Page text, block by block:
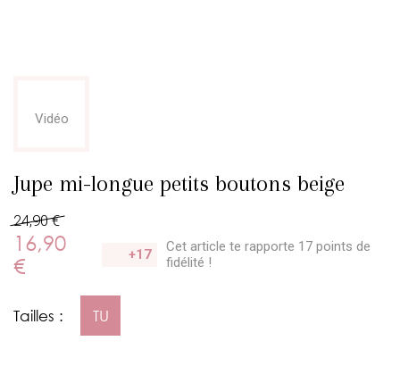
Vidéo
Jupe mi-longue petits boutons beige
24,90 €
16,90
€
+17 Cet article te rapporte 17 points de
fidélité !
Tailles : TU